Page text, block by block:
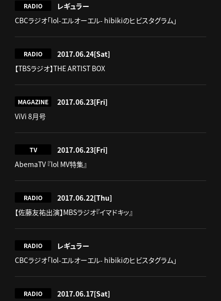
RADIO
レギュラー
CBCラジオ「lol-エルオーエル- hibikiのヒビスタグラム」
RADIO 2017.06.24[Sat]
【TBSラジオ】THE ARTIST BOX
MAGAZINE 2017.06.23[Fri]
ViVi 8月号
TV 2017.06.23[Fri]
AbemaTV 『lol MV特集』
RADIO 2017.06.22[Thu]
【佐藤友祐出演】MBSラジオ『イマドキッ』
RADIO
レギュラー
CBCラジオ「lol-エルオーエル- hibikiのヒビスタグラム」
RADIO 2017.06.17[Sat]